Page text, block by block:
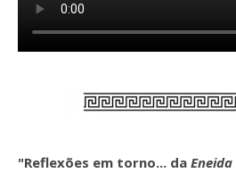
"Reflexões em torno... da Eneida